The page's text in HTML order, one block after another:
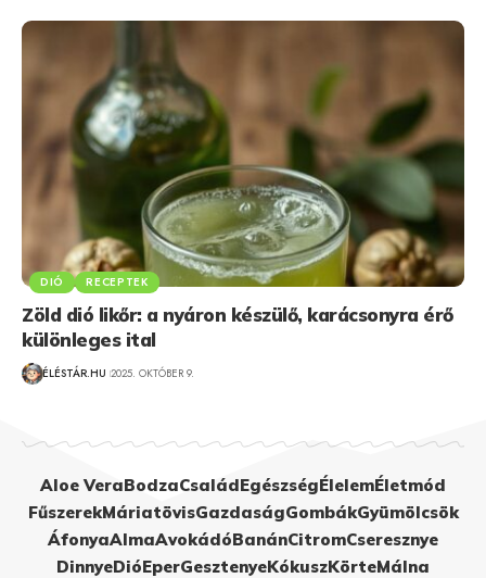
DIÓ RECEPTEK
Zöld dió likőr: a nyáron készülő, karácsonyra érő
különleges ital
ÉLÉSTÁR.HU 2025. OKTÓBER 9.
Aloe VeraBodzaCsaládEgészségÉlelemÉletmód
FűszerekMáriatövisGazdaságGombákGyümölcsök
ÁfonyaAlmaAvokádóBanánCitromCseresznye
DinnyeDióEperGesztenyeKókuszKörteMálna